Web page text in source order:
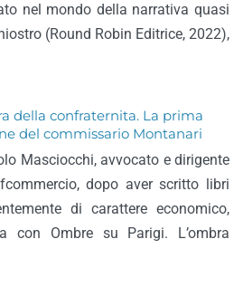
nel mondo della narrativa quasi
(Round Robin Editrice, 2022),
della confraternita. La prima
del commissario Montanari
Masciocchi, avvocato e dirigente
dopo aver scritto libri
di carattere economico,
con Ombre su Parigi. L’ombra